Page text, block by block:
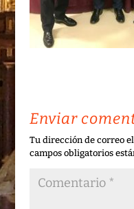
Enviar
Tu dirección de correo
campos obligatorios